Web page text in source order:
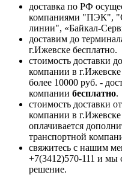
доставка по РФ
компаниями "ПЭК",
линии", «Байкал-
доставим до
г.Ижевске бесплатно.
стоимость доставки
компании в г.Ижевске
более 10000 руб. -
компании бесплатно.
стоимость доставки
компании в
оплачивается
транспортной
свяжитесь с нашим
+7(3412)570-111 и мы
решение.